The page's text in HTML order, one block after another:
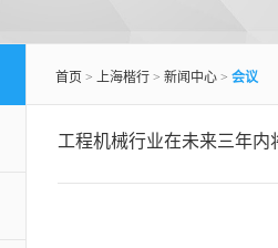
首页 > 上海楷行 > 新闻中心 > 会议
工程机械行业在未来三年内